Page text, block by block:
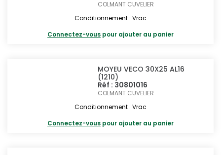
COLMANT CUVELIER
Conditionnement : Vrac
Connectez-vous pour ajouter au panier
MOYEU VECO 30X25 AL16
(1210)
Réf : 30801016
COLMANT CUVELIER
Conditionnement : Vrac
Connectez-vous pour ajouter au panier